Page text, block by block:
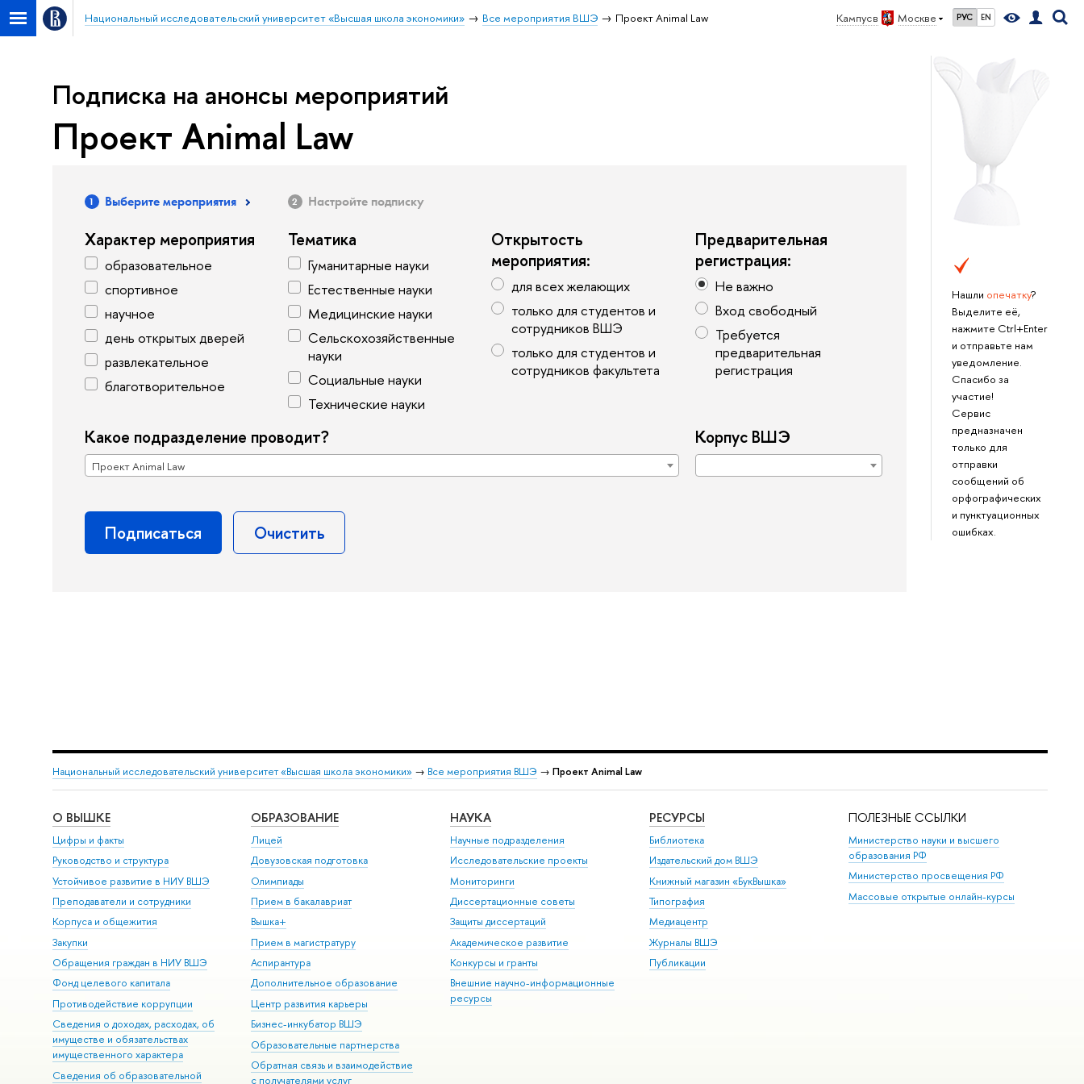
Кампус в Москве РУС EN
Национальный исследовательский университет «Высшая школа экономики» Все мероприятия ВШЭ Проект Animal Law
Нашли опечатку?
Выделите её,
нажмите Ctrl+Enter
и отправьте нам
уведомление.
Спасибо за
участие!
Сервис
предназначен
только для
отправки
сообщений об
орфографических
и пунктуационных
ошибках.
Подписка на анонсы мероприятий
Проект Animal Law
Выберите мероприятия Настройте подписку
Характер мероприятия
образовательное
спортивное
научное
день открытых дверей
развлекательное
благотворительное
Тематика
Гуманитарные науки
Естественные науки
Медицинские науки
Сельскохозяйственные
науки
Социальные науки
Тех­ничес­кие науки
Открытость
мероприятия:
для всех желающих
только для студентов и
сотрудников ВШЭ
только для студентов и
сотрудников факультета
Предварительная
регистрация:
Не важно
Вход свободный
Требуется
предварительная
регистрация
Какое подразделение проводит?
Проект Animal Law
Корпус ВШЭ
Национальный исследовательский университет «Высшая школа экономики» → Все мероприятия ВШЭ → Проект Animal Law
О ВЫШКЕ
Цифры и факты
Руководство и структура
Устойчивое развитие в НИУ ВШЭ
Преподаватели и сотрудники
Корпуса и общежития
Закупки
Обращения граждан в НИУ ВШЭ
Фонд целевого капитала
Противодействие коррупции
Сведения о доходах, расходах, об
имуществе и обязательствах
имущественного характера
Сведения об образовательной
ОБРАЗОВАНИЕ
Лицей
Довузовская подготовка
Олимпиады
Прием в бакалавриат
Вышка+
Прием в магистратуру
Аспирантура
Дополнительное образование
Центр развития карьеры
Бизнес-инкубатор ВШЭ
Образовательные партнерства
Обратная связь и взаимодействие
с получателями услуг
НАУКА
Научные подразделения
Исследовательские проекты
Мониторинги
Диссертационные советы
Защиты диссертаций
Академическое развитие
Конкурсы и гранты
Внешние научно-информационные
ресурсы
РЕСУРСЫ
Библиотека
Издательский дом ВШЭ
Книжный магазин «БукВышка»
Типография
Медиацентр
Журналы ВШЭ
Публикации
ПОЛЕЗНЫЕ ССЫЛКИ
Министерство науки и высшего
образования РФ
Министерство просвещения РФ
Массовые открытые онлайн-курсы